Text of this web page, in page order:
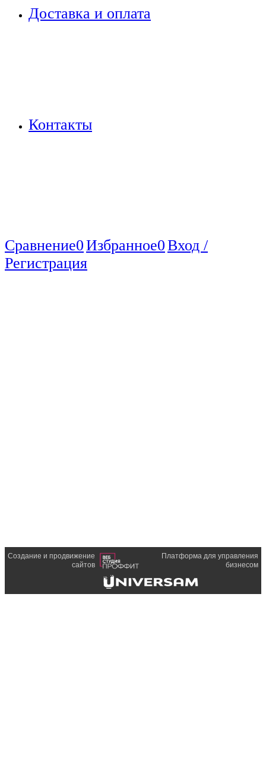
Доставка и оплата
Контакты
Сравнение0Избранное0Вход /
Регистрация
Создание и продвижение
сайтов
Платформа для управления
бизнесом